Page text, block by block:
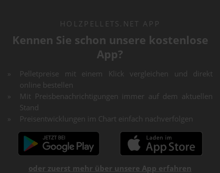
HOLZPELLETS.NET APP
Kennen Sie schon unsere kostenlose
App?
Pelletpreise mit einem Klick vergleichen und direkt
online bestellen
Mit Preisbenachrichtigungen immer auf dem aktuellen
Stand
Preisentwicklungen im Chart einfach nachverfolgen
oder zuerst mehr über unsere App erfahren